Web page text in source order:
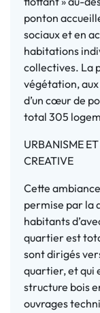
ponton
sociaux et en
habitations
collectives. La
végétation,
d’un cœur de
total 305
URBANISME
CREATIVE
Cette
permise par la
habitants
quartier est
sont dirigés
quartier, et qui
structure bois
ouvrages